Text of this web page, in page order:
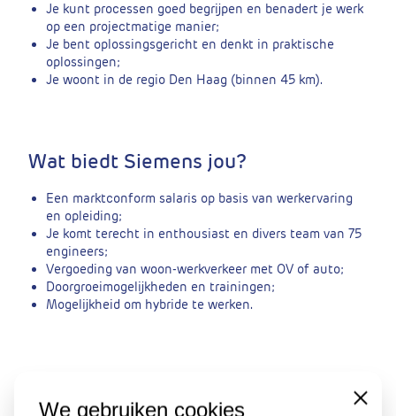
Je kunt processen goed begrijpen en benadert je werk
op een projectmatige manier;
Je bent oplossingsgericht en denkt in praktische
oplossingen;
Je woont in de regio Den Haag (binnen 45 km).
Wat biedt Siemens jou?
Een marktconform salaris op basis van werkervaring
en opleiding;
Je komt terecht in enthousiast en divers team van 75
engineers;
Vergoeding van woon-werkverkeer met OV of auto;
Doorgroeimogelijkheden en trainingen;
Mogelijkheid om hybride te werken.
We gebruiken cookies